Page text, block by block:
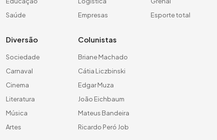
Saúde
Empresas
Esporte total
Diversão
Sociedade
Carnaval
Cinema
Literatura
Música
Artes
Colunistas
Briane Machado
Cátia Liczbinski
Edgar Muza
João Eichbaum
Mateus Bandeira
Ricardo Peró Job